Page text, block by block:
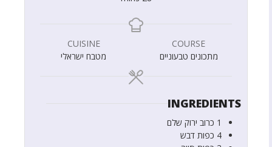
COURSE
מתכונים טבעוניים
CUISINE
מטבח ישראלי
INGREDIENTS
1 כרוב ירוק שלם
4 כפות דבש